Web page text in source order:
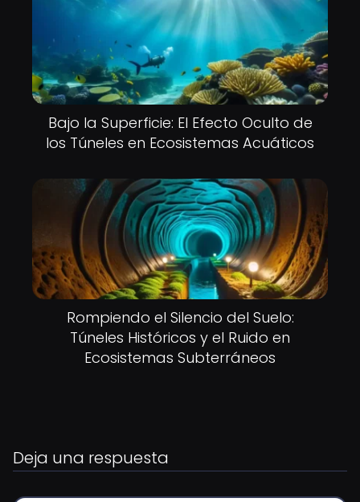
Bajo la Superficie: El Efecto Oculto de
los Túneles en Ecosistemas Acuáticos
Rompiendo el Silencio del Suelo:
Túneles Históricos y el Ruido en
Ecosistemas Subterráneos
Deja una respuesta